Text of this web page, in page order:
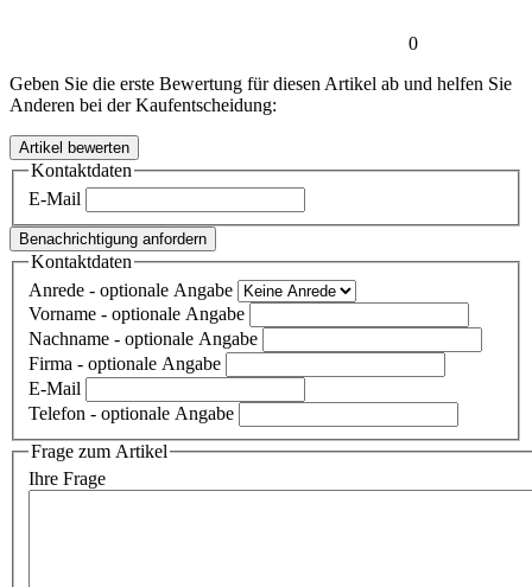
0
Geben Sie die erste Bewertung für diesen Artikel ab und helfen Sie
Anderen bei der Kaufentscheidung:
Kontaktdaten
E-Mail
Benachrichtigung anfordern
Kontaktdaten
Anrede - optionale Angabe
Vorname - optionale Angabe
Nachname - optionale Angabe
Firma - optionale Angabe
E-Mail
Telefon - optionale Angabe
Frage zum Artikel
Ihre Frage